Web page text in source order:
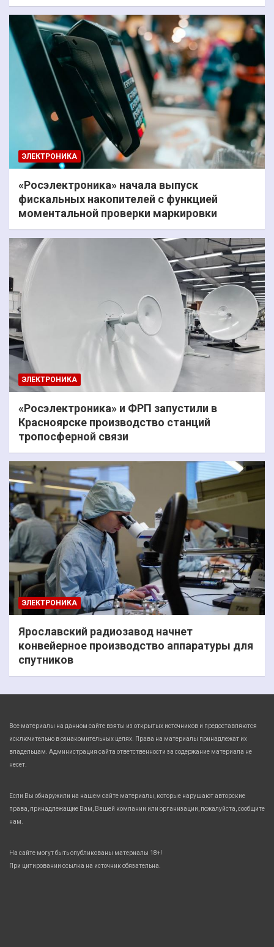
ЭЛЕКТРОНИКА
«Росэлектроника» начала выпуск
фискальных накопителей с функцией
моментальной проверки маркировки
ЭЛЕКТРОНИКА
«Росэлектроника» и ФРП запустили в
Красноярске производство станций
тропосферной связи
ЭЛЕКТРОНИКА
Ярославский радиозавод начнет
конвейерное производство аппаратуры для
спутников
Все материалы на данном сайте взяты из открытых источников и предоставляются
исключительно в ознакомительных целях. Права на материалы принадлежат их
владельцам. Администрация сайта ответственности за содержание материала не
несет.
Если Вы обнаружили на нашем сайте материалы, которые нарушают авторские
права, принадлежащие Вам, Вашей компании или организации, пожалуйста, сообщите
нам.
На сайте могут быть опубликованы материалы 18+!
При цитировании ссылка на источник обязательна.